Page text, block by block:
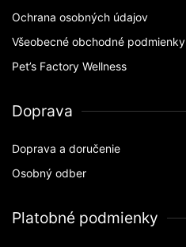
Ochrana osobných údajov
Všeobecné obchodné podmienky
Pet’s Factory Wellness
Doprava
Doprava a doručenie
Osobný odber
Platobné podmienky